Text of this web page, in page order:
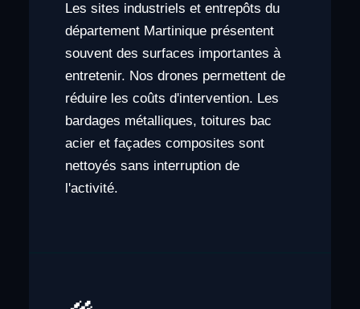
Les sites industriels et entrepôts du
département Martinique présentent
souvent des surfaces importantes à
entretenir. Nos drones permettent de
réduire les coûts d'intervention. Les
bardages métalliques, toitures bac
acier et façades composites sont
nettoyés sans interruption de
l'activité.